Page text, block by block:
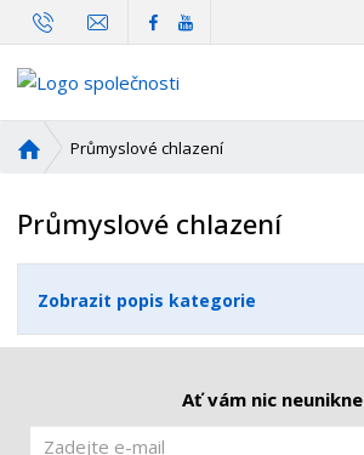
v
d
s
t
a
Průmyslové chlazení
Průmyslové chlazení
Zobrazit popis kategorie
Ať vám nic neunikne